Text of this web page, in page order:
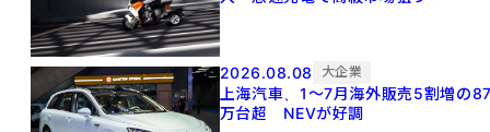
2026.08.08 大企業
上海汽車、1～7月海外販売5割増の
万台超 NEVが好調